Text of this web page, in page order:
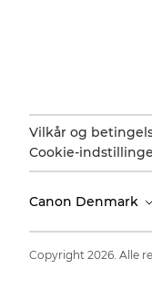
Vilkår og
Cookie-
Canon Denmark
Copyright 2026. Alle